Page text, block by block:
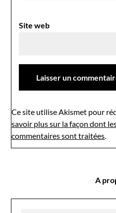
Site web
Ce site utilise Akismet pour
savoir plus sur la façon dont
commentaires sont traitées.
A